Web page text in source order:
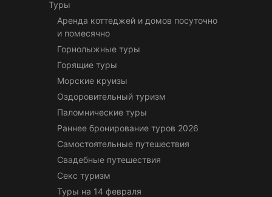
Туры
Аренда коттеджей и домов посуточно
и помесячно
Горнолыжные туры
Горящие туры
Морские круизы
Оздоровительный туризм
Паломнические туры
Раннее бронирование туров 2026
Самостоятельные путешествия
Свадебные путешествия
Секс туризм
Туры на 14 февраля